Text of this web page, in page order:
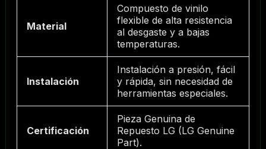
Material
Compuesto de vinilo
flexible de alta resistencia
al desgaste y a bajas
temperaturas.
Instalación
Instalación a presión, fácil
y rápida, sin necesidad de
herramientas especiales.
Certificación
Pieza Genuina de
Repuesto LG (LG Genuine
Part).